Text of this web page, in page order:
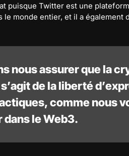
puisque Twitter est une
le monde entier, et il a également
nous assurer que la
de la liberté
comme nous
le Web3.